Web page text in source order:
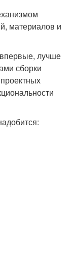
материалов и
лучше
сборки